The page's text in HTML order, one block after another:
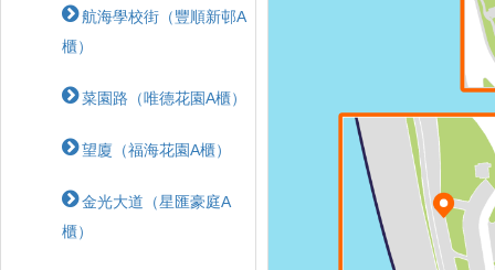
航海學校街（豐順新邨A
櫃）
菜園路（唯德花園A櫃）
望廈（福海花園A櫃）
金光大道（星匯豪庭A
櫃）